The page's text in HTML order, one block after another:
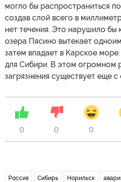
могло бы распространиться
создав слой всего в
нет течения. Это нарушило
озера Пясино вытекает
затем впадает в Карское
для Сибири. В этом огромном
загрязнения существует еще
0 0 0
Россия Сибирь Норильск